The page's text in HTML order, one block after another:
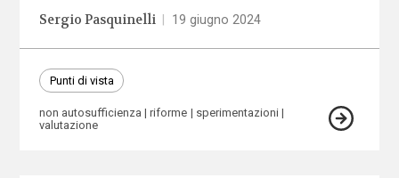
Sergio Pasquinelli 19 giugno 2024
Punti di vista
non autosufficienza riforme
sperimentazioni
valutazione